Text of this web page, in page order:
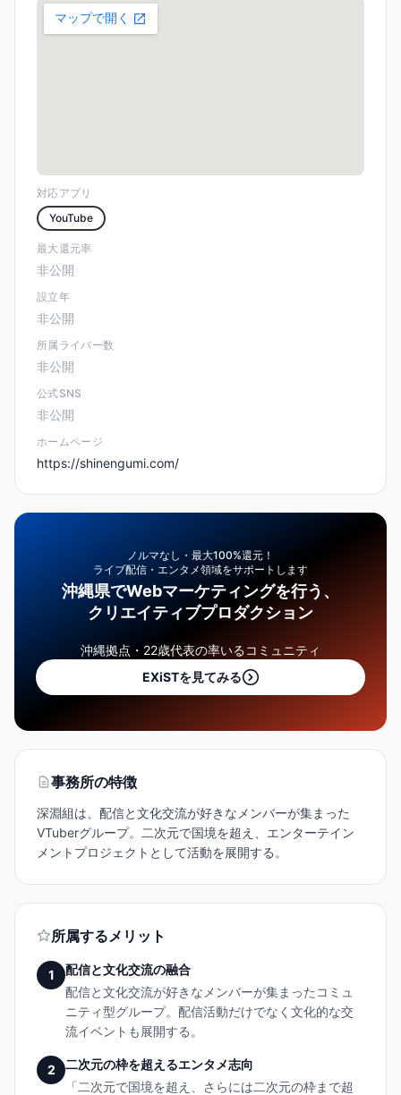
対応アプリ
YouTube
最大還元率
非公開
設立年
非公開
所属ライバー数
非公開
公式SNS
非公開
ホームページ
https://shinengumi.com/
ノルマなし・最大100%還元！
ライブ配信・エンタメ領域をサポートします
沖縄県でWebマーケティングを行う、
クリエイティブプロダクション
沖縄拠点・22歳代表の率いるコミュニティ
EXiSTを見てみる
事務所の特徴
深淵組は、配信と文化交流が好きなメンバーが集まった
VTuberグループ。二次元で国境を超え、エンターテイン
メントプロジェクトとして活動を展開する。
所属するメリット
1
配信と文化交流の融合
配信と文化交流が好きなメンバーが集まったコミュ
ニティ型グループ。配信活動だけでなく文化的な交
流イベントも展開する。
2
二次元の枠を超えるエンタメ志向
「二次元で国境を超え、さらには二次元の枠まで超